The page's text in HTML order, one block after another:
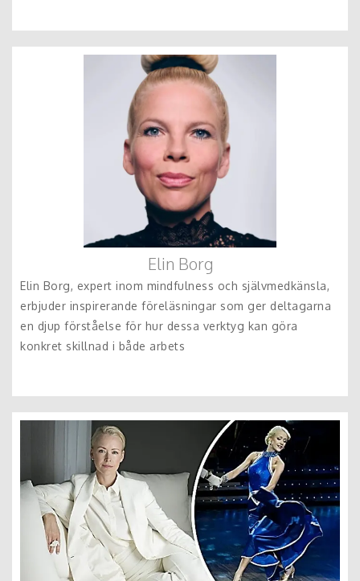
Elin Borg
Elin Borg, expert inom mindfulness och självmedkänsla,
erbjuder inspirerande föreläsningar som ger deltagarna
en djup förståelse för hur dessa verktyg kan göra
konkret skillnad i både arbets